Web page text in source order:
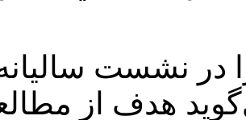
در نشست
هدف از